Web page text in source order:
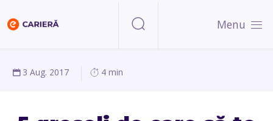
Menu
3 Aug. 2017 4 min